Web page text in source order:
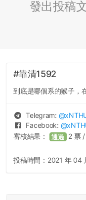
發出投稿文
#靠清1592
到底是哪個系的猴子，
Telegram: @
Facebook: @
審核結果： 通過 2 票 /
投稿時間： 2021 年 04